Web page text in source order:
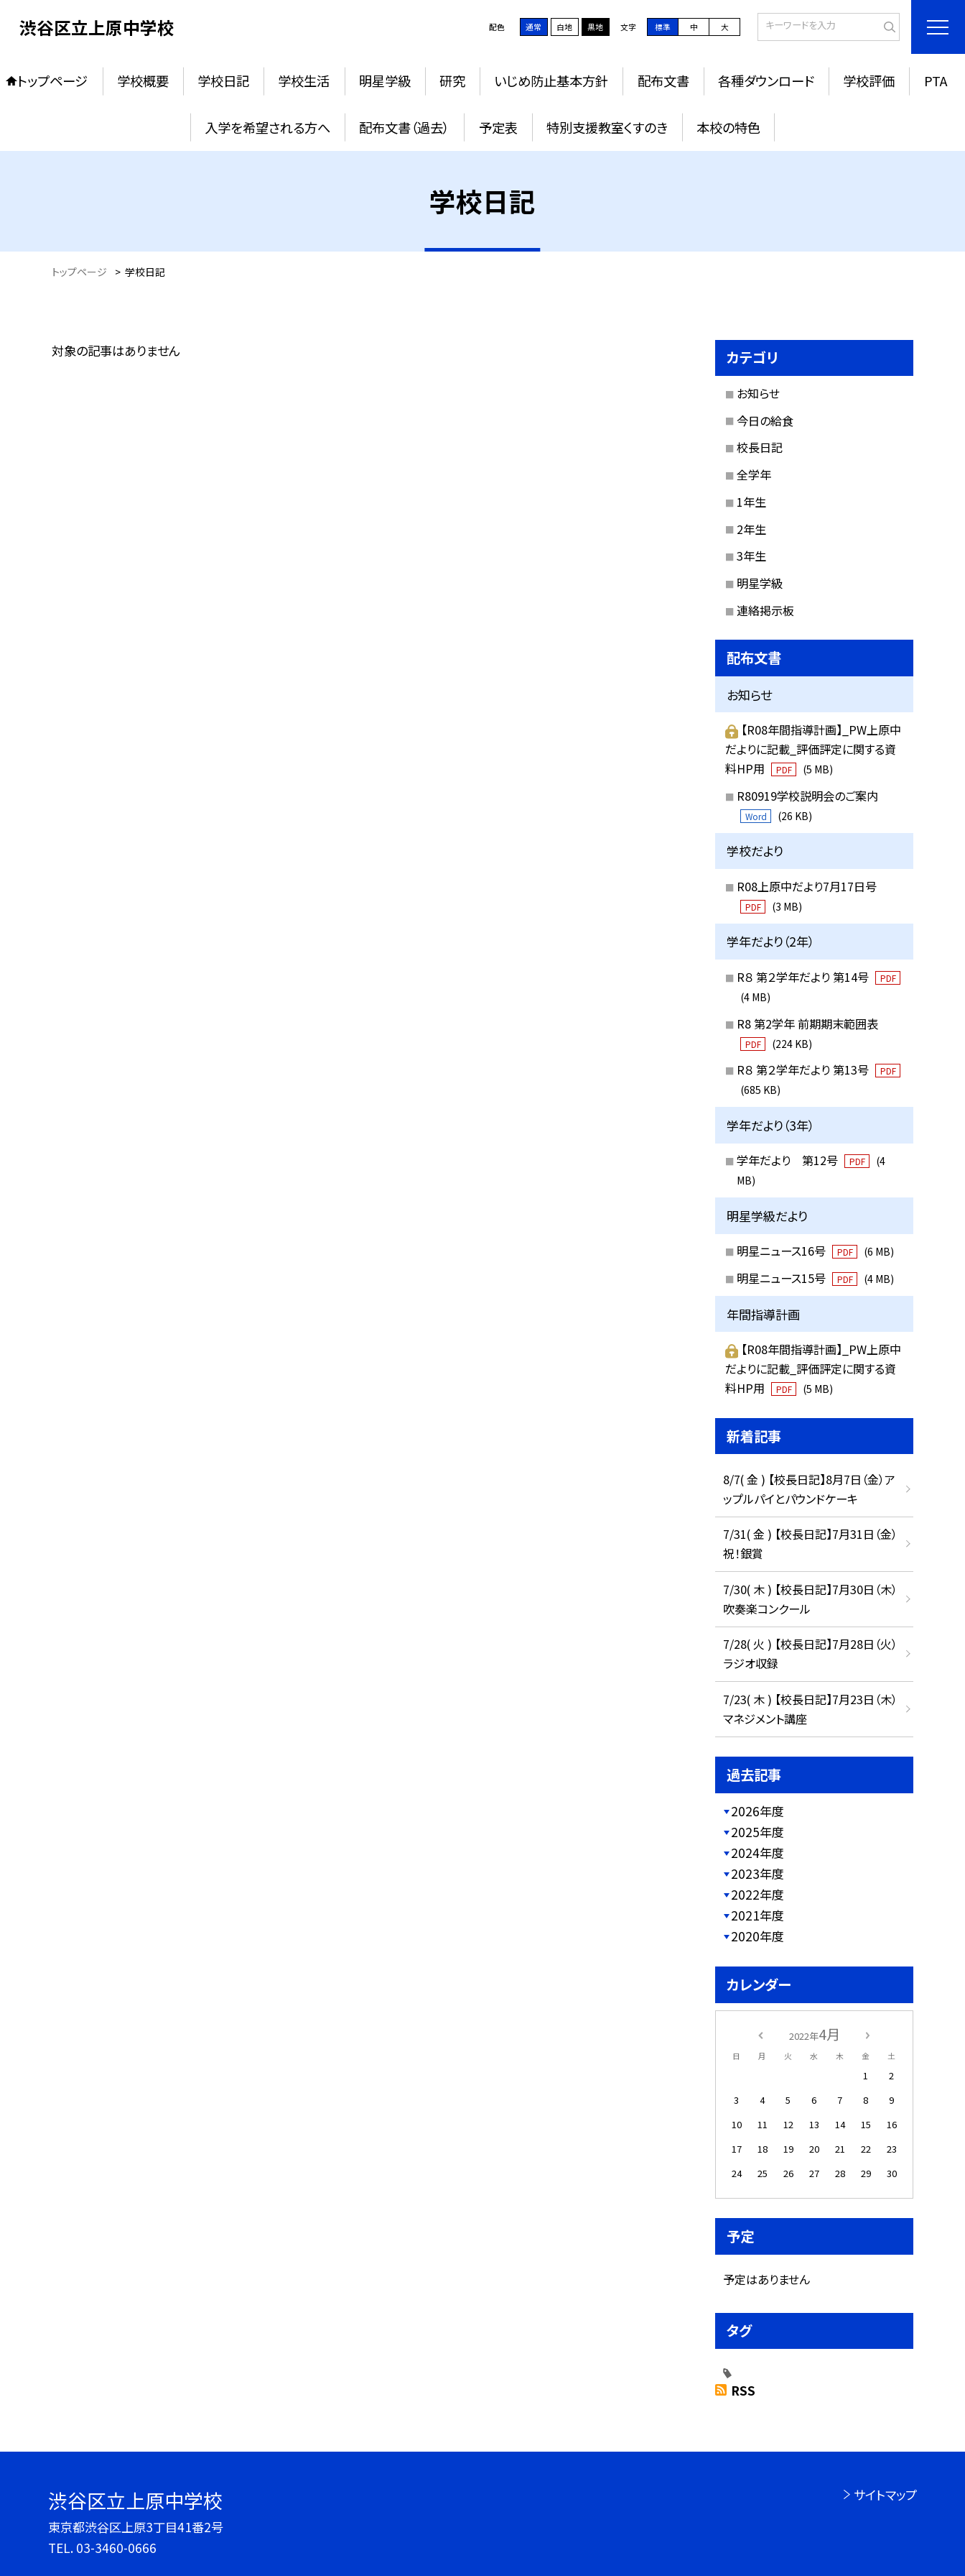
渋谷区立上原中学校 配色 通常 白地 黒地 文字 標準 中 大
トップページ 学校概要 学校日記 学校生活 明星学級 研究 いじめ防止基本方針 配布文書 各種ダウンロード 学校評価 PTA
入学を希望される方へ 配布文書（過去） 予定表 特別支援教室くすのき 本校の特色
学校日記
トップページ > 学校日記
対象の記事はありません カテゴリ
お知らせ
今日の給食
校長日記
全学年
1年生
2年生
3年生
明星学級
連絡掲示板
配布文書
お知らせ
【R08年間指導計画】_PW上原中
だよりに記載_評価評定に関する資
料HP用
PDF (5 MB)
R80919学校説明会のご案内
Word (26 KB)
学校だより
R08上原中だより7月17日号
PDF (3 MB)
学年だより（2年）
R８ 第２学年だより 第14号 PDF
(4 MB)
R8 第2学年 前期期末範囲表
PDF (224 KB)
R８ 第２学年だより 第13号 PDF
(685 KB)
学年だより（3年）
学年だより 第12号 PDF
(4
MB)
明星学級だより
明星ニュース16号 PDF (6 MB)
明星ニュース15号 PDF (4 MB)
年間指導計画
【R08年間指導計画】_PW上原中
だよりに記載_評価評定に関する資
料HP用
PDF (5 MB)
新着記事
8/7( 金 ) 【校長日記】8月7日（金）ア
ップルパイとパウンドケーキ
7/31( 金 ) 【校長日記】7月31日（金）
祝！銀賞
7/30( 木 ) 【校長日記】7月30日（木）
吹奏楽コンクール
7/28( 火 ) 【校長日記】7月28日（火）
ラジオ収録
7/23( 木 ) 【校長日記】7月23日（木）
マネジメント講座
過去記事
2026年度
2025年度
2024年度
2023年度
2022年度
2021年度
2020年度
カレンダー
2022年4月
日 月 火 水 木 金 土
1
2
3
4 5 6 7 8
9
10
11 12 13 14 15
16
17
18 19 20 21 22
23
24
25 26 27 28 29 30
予定
予定はありません
タグ
RSS
渋谷区立上原中学校
東京都渋谷区上原3丁目41番2号
TEL. 03-3460-0666
サイトマップ